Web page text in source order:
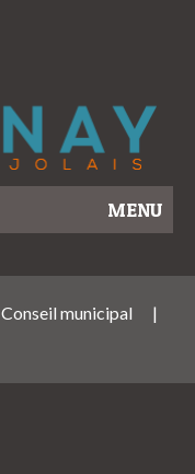
MENU
Conseil municipal
|